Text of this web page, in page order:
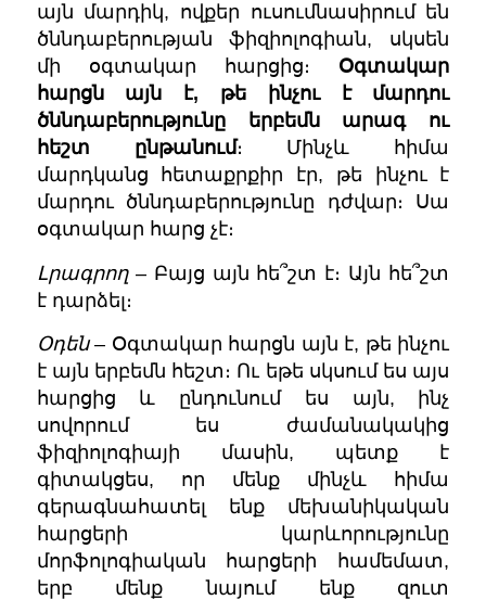
այն մարդիկ, ովքեր ուսումնասիրում են
ծննդաբերության ֆիզիոլոգիան, սկսեն
մի օգտակար հարցից։ Օգտակար
հարցն այն է, թե ինչու է մարդու
ծննդաբերությունը երբեմն արագ ու
հեշտ ընթանում։ Մինչև հիմա
մարդկանց հետաքրքիր էր, թե ինչու է
մարդու ծննդաբերությունը դժվար։ Սա
օգտակար հարց չէ։
Լրագրող– Բայց այն հե՞շտ է։ Այն հե՞շտ
է դարձել։
Օդեն– Օգտակար հարցն այն է, թե ինչու
է այն երբեմն հեշտ։ Ու եթե սկսում ես այս
հարցից և ընդունում ես այն, ինչ
սովորում ես ժամանակակից
ֆիզիոլոգիայի մասին, պետք է
գիտակցես, որ մենք մինչև հիմա
գերագնահատել ենք մեխանիկական
հարցերի կարևորությունը
մորֆոլոգիական հարցերի համեմատ,
երբ մենք նայում ենք զուտ